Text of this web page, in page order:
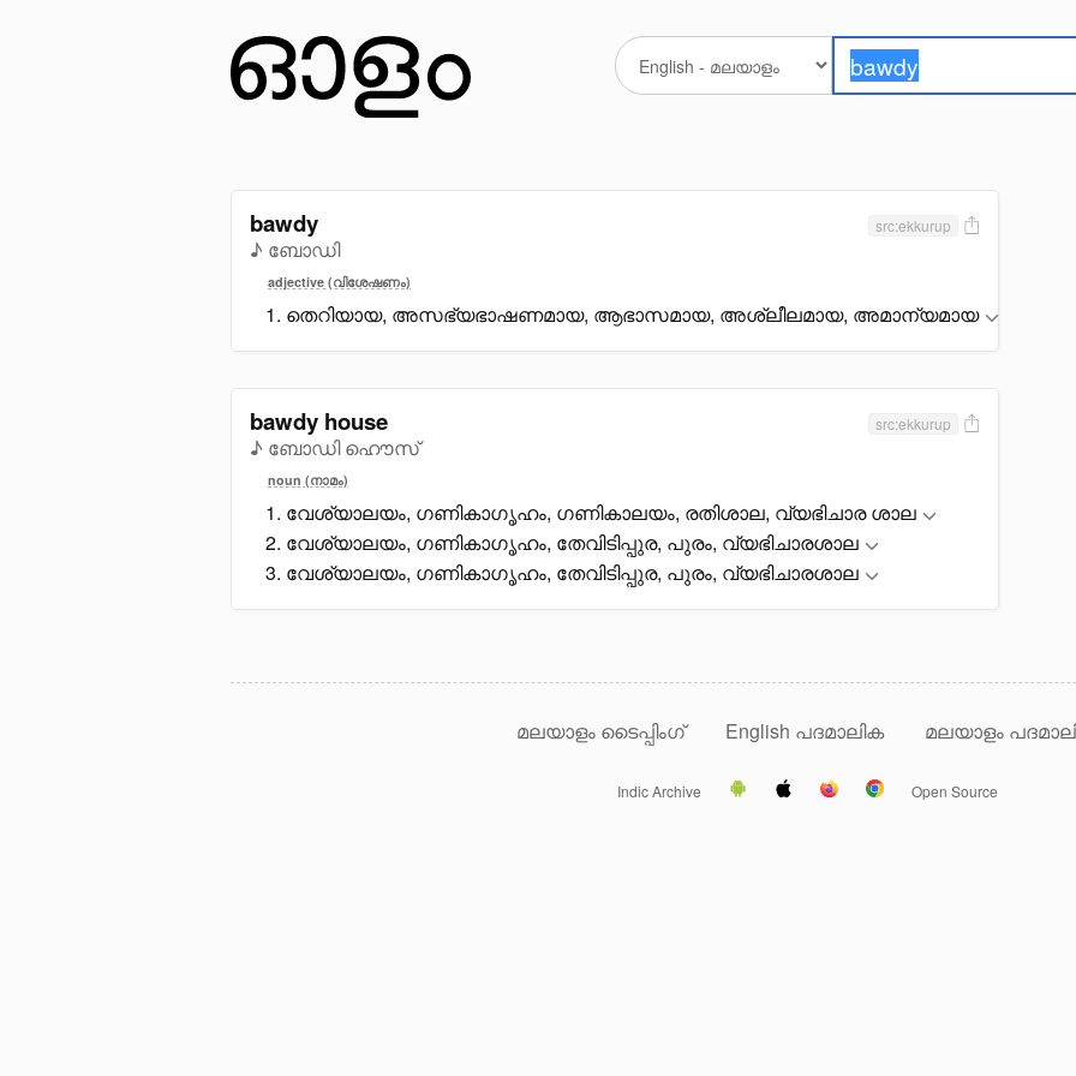
bawdy
♪ ബോഡി
src:ekkurup
adjective (വിശേഷണം)
തെറിയായ, അസഭ്യഭാഷണമായ, ആഭാസമായ, അശ്ലീലമായ, അമാന്യമായ
bawdy house
♪ ബോഡി ഹൌസ്
src:ekkurup
noun (നാമം)
വേശ്യാലയം, ഗണികാഗൃഹം, ഗണികാലയം, രതിശാല, വ്യഭിചാര ശാല
വേശ്യാലയം, ഗണികാഗൃഹം, തേവിടിപ്പുര, പുരം, വ്യഭിചാരശാല
വേശ്യാലയം, ഗണികാഗൃഹം, തേവിടിപ്പുര, പുരം, വ്യഭിചാരശാല
മലയാളം ടൈപ്പിംഗ് English പദമാലിക മലയാളം
Indic Archive Open Source